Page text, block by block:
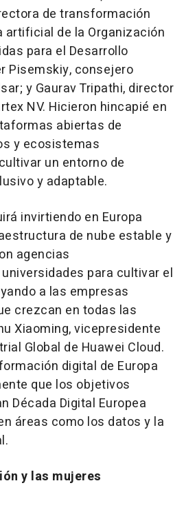
de transformación
artificial de la Organización
para el Desarrollo
Pisemskiy, consejero
y Gaurav Tripathi, director
NV. Hicieron hincapié en
abiertas de
y ecosistemas
un entorno de
y adaptable.
invirtiendo en Europa
de nube estable y
agencias
para cultivar el
a las empresas
crezcan en todas las
Xiaoming, vicepresidente
Global de Huawei Cloud.
digital de Europa
que los objetivos
Década Digital Europea
áreas como los datos y la
y las mujeres